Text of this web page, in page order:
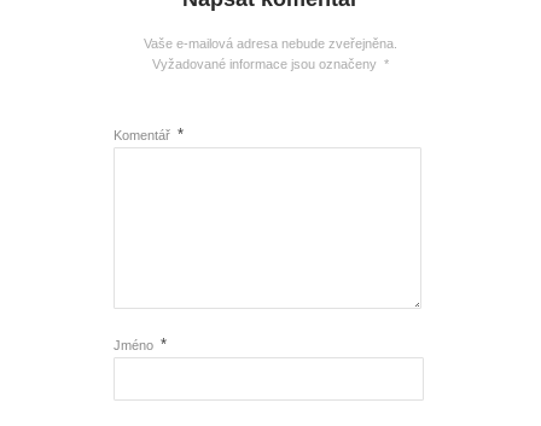
Vaše e-mailová adresa nebude zveřejněna.
Vyžadované informace jsou označeny *
Komentář *
Jméno *